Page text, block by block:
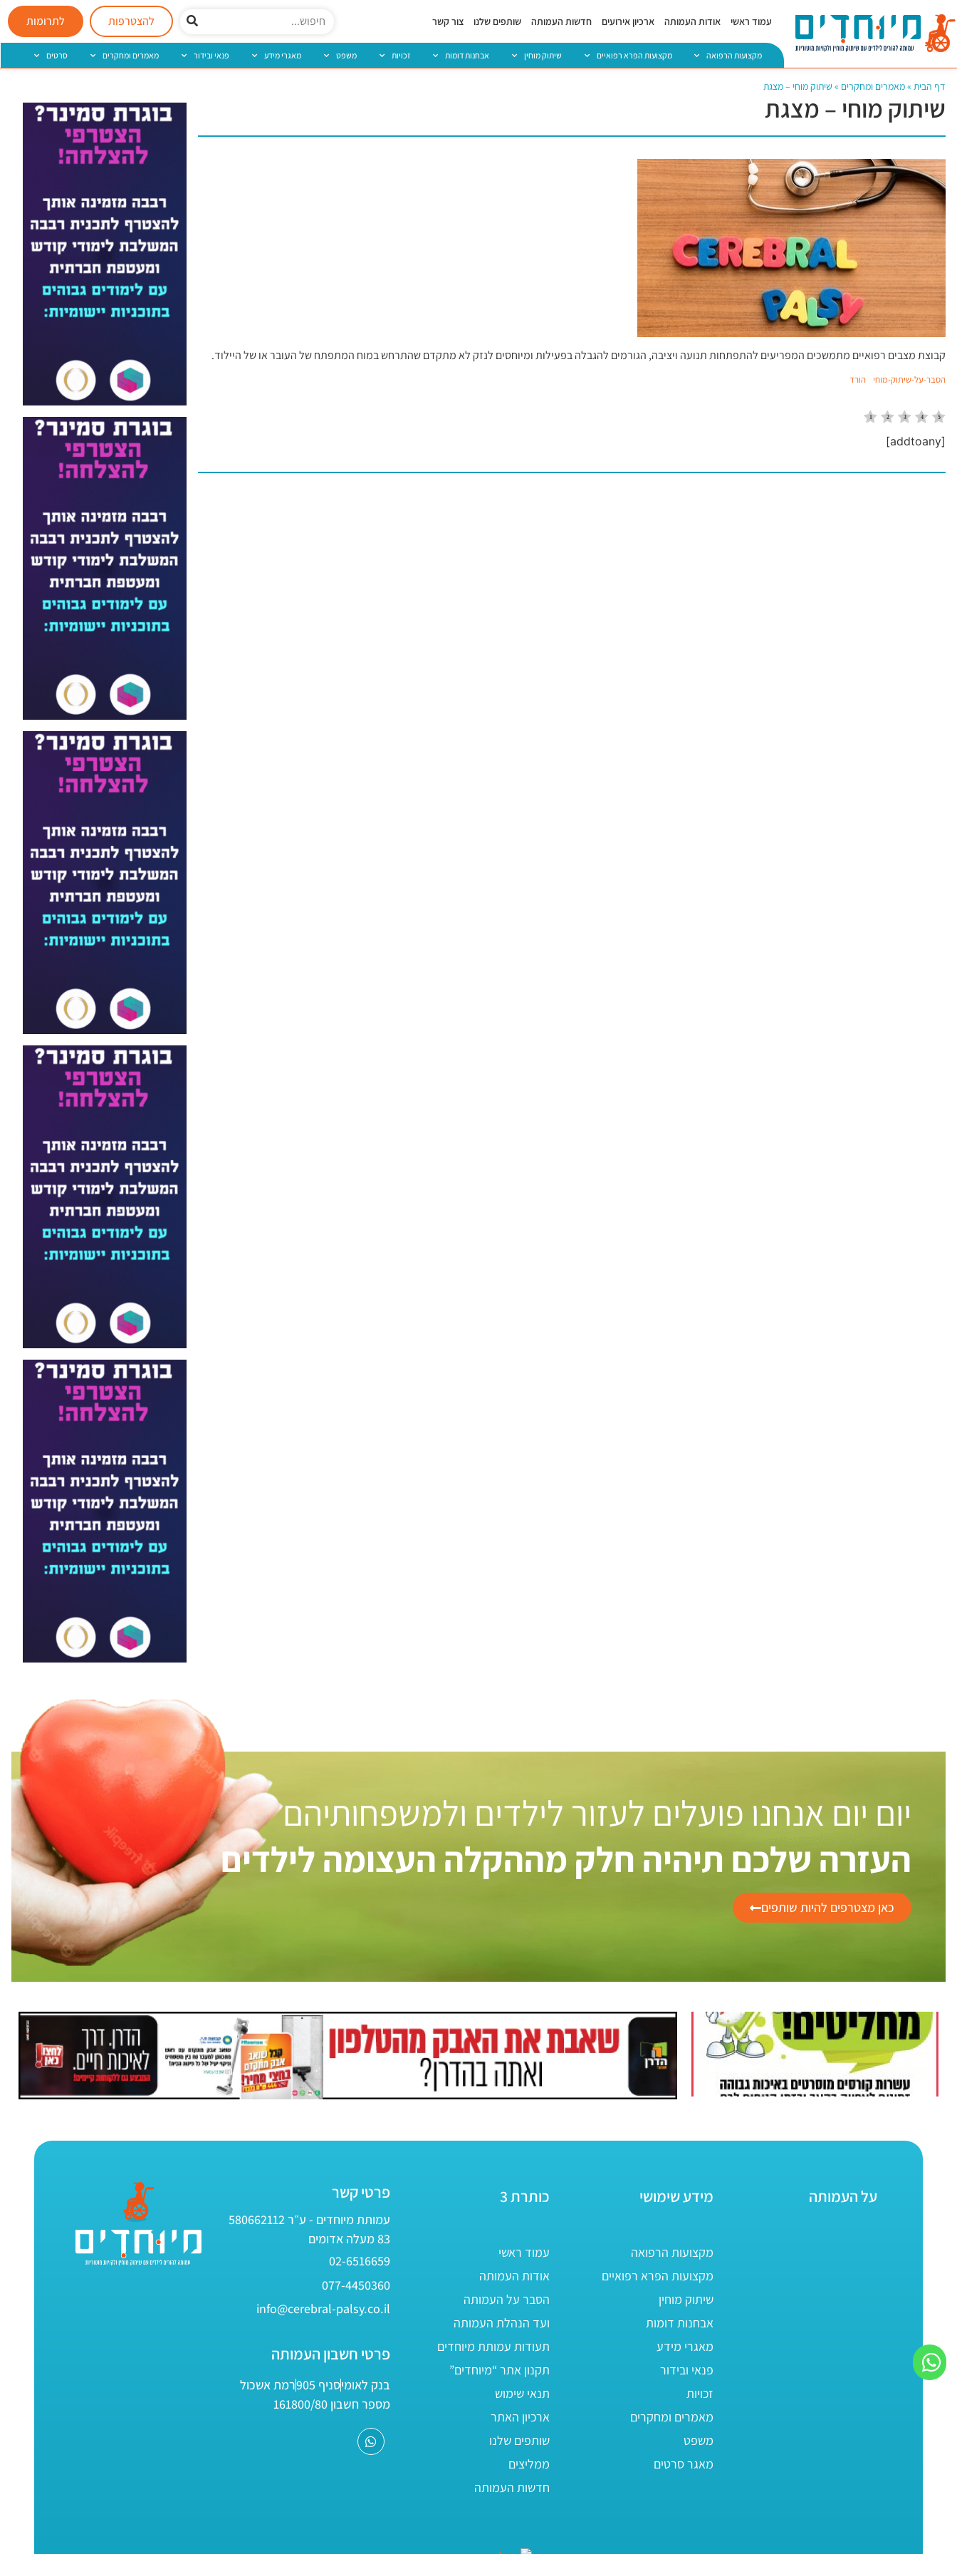
עמוד ראשי אודות העמותה ארכיון אירועים חדשות העמותה שותפים שלנו צור קשר להצטרפות לתרומות
מקצועות הרפואה מקצועות הפרא רפואיים שיתוק מוחין אבחנות דומות זכויות משפט מאגרי מידע פנאי ובידור מאמרים ומחקרים סרטים
דף הבית »מאמרים ומחקרים » שיתוק מוחי – מצגת
שיתוק מוחי – מצגת
קבוצת מצבים רפואיים מתמשכים המפריעים להתפתחות תנועה ויציבה, הגורמים להגבלה בפעילות ומיוחסים לנזק לא מתקדם שהתרחש במוח המתפתח של העובר או של היילוד.
הסבר-על-שיתוק-מוחי הורד
[addtoany]
יום יום אנחנו פועלים לעזור לילדים ולמשפחותיהם
העזרה שלכם תיהיה חלק מההקלה העצומה לילדים
כאן מצטרפים להיות שותפים
על העמותה מידע שימושי
מקצועות הרפואה
מקצועות הפרא רפואיים
שיתוק מוחין
אבחנות דומות
מאגרי מידע
פנאי ובידור
זכויות
מאמרים ומחקרים
משפט
מאגר סרטים
כותרת 3
עמוד ראשי
אודות העמותה
הסבר על העמותה
ועד הנהלת העמותה
תעודות עמותת מיוחדים
תקנון אתר “מיוחדים”
תנאי שימוש
ארכיון האתר
שותפים שלנו
ממליצים
חדשות העמותה
פרטי קשר
עמותת מיוחדים - ע״ר 580662112
83 מעלה אדומים
02-6516659
077-4450360
info@cerebral-palsy.co.il
פרטי חשבון העמותה
בנק לאומיסניף 905
רמת אשכול
מספר חשבון 161800/80